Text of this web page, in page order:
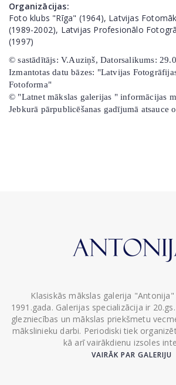
Organizācijas:
Foto klubs "Rīga" (1964), Latvijas
(1989-2002), Latvijas Profesionālo
(1997)
© sastādītājs: V.Auziņš, Datorsalikums:
Izmantotas datu bāzes: "Latvijas
Fotoforma"
© "Latnet mākslas galerijas " informācijas
Jebkurā pārpublicēšanas gadījumā atsauce
Klasiskās mākslas galerija
1991.gada. Galerijas specializācija ir
glezniecības un mākslas priekšmetu
mākslinieku darbi. Periodiski tiek
kā arī vairākdienu izsoles
VAIRĀK PAR GALERIJU